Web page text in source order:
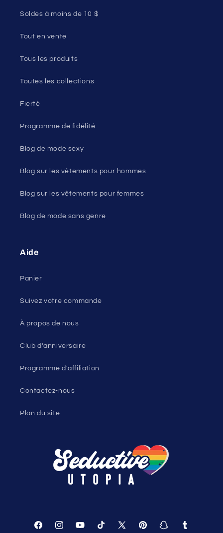
Soldes à moins de 10 $
Tout en vente
Tous les produits
Toutes les collections
Fierté
Programme de fidélité
Blog de mode sexy
Blog sur les vêtements pour hommes
Blog sur les vêtements pour femmes
Blog de mode sans genre
Aide
Panier
Suivez votre commande
À propos de nous
Club d'anniversaire
Programme d'affiliation
Contactez-nous
Plan du site
FacebookInstagramYouTubeTikTok X PinterestSnapchatTumblr